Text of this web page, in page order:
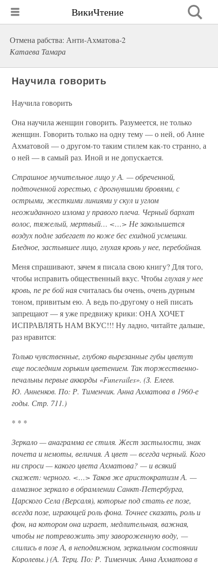
ВикиЧтение
Отмена рабства: Анти-Ахматова-2
Катаева Тамара
Научила говорить
Научила говорить
Она научила женщин говорить. Разумеется, не только
женщин. Говорить только на одну тему — о ней, об Анне
Ахматовой — о другом-то таким стилем как-то странно, а
о ней — в самый раз. Иной и не допускается.
Страшное мучительное лицо у А. — обреченной,
подточенной горестью, с дрогнувшими бровями, с
острыми, жесткими линиями у скул и углом
неожиданного излома у правого плеча. Черный бархат
волос, тяжелый, мертвый… <…> Не заколышется
воздух подле забегает по коже бес ехидной усмешки.
Бледное, застывшее лицо, глухая кровь у нее, перебойная.
Меня спрашивают, зачем я писала свою книгу? Для того,
чтобы исправить общественный вкус. Чтобыглухая у нее
кровь, пе ре бой наясчиталась бы очень, очень дурным
тоном, привитым ею. А ведь по-другому о ней писать
запрещают — я уже предвижу крики: ОНА ХОЧЕТ
ИСПРАВЛЯТЬ НАМ ВКУС!!! Ну ладно, читайте дальше,
раз нравится:
Только чувственные, глубоко вырезанные губы цветут
еще последним горьким цветением. Так торжественно-
печальны первые аккорды «Funerailes». (З. Елеев.
Ю. Анненков. По: Р. Тименчик. Анна Ахматова в 1960-е
годы. Стр. 711.)
* * *
Зеркало — анаграмма ее стиля. Жест застылости, знак
почета и немоты, величия. А цвет — всегда черный. Кого
ни спроси — какого цвета Ахматова? — и всякий
скажет: черного. <…> Таков же аристократизм А. —
алмазное зеркало в обрамлении Санкт-Петербурга,
Царского Села (Версаля), которые под стать ее позе,
всегда позе, играющей роль фона. Точнее сказать, роль и
фон, на котором она играет, медлительная, важная,
чтобы не потревожить эту завороженную воду, —
слились в позе А, в неподвижном, зеркальном состоянии
Королевы.) (А. Терц. По: Р. Тименчик. Анна Ахматова в